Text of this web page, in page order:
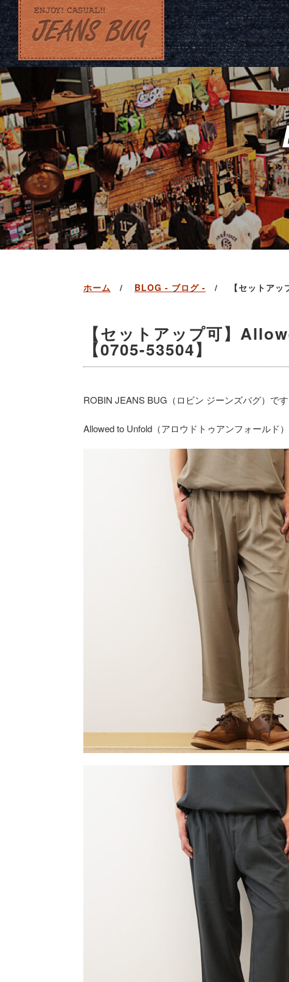
ホーム BLOG - ブログ - 【セットア
【セットアップ可】
【0705-53504】
ROBIN JEANS BUG（ロビン ジーンズバグ）です
Allowed to Unfold（アロウドトゥアンフォールド